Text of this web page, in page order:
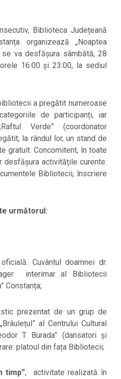
Biblioteca Județeană
organizează „Noaptea
se va desfășura sâmbătă, 28
16:00 și 23:00, la sediul
a pregătit numeroase
de participanți, iar
Verde” (coordonator
la rândul lor, un stand de
gratuit. Concomitent, în toate
activitățile curente:
Bibliotecii, înscriere
următorul:
Cuvântul doamnei dr.
interimar al Bibliotecii
Constanța;
prezentat de un grup de
al Centrului Cultural
T. Burada” (dansatori și
platoul din fața Bibliotecii;
timp”, activitate realizată în